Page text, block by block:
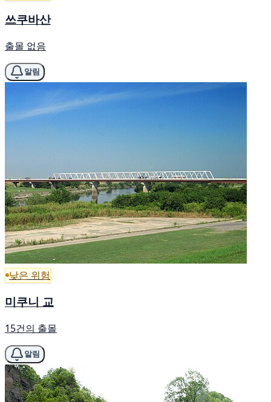
쓰쿠바산
출몰 없음
알림
낮은 위험
미쿠니 교
15건의 출몰
알림